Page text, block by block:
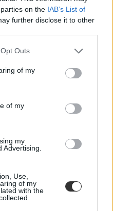
on the IAB’s List of
further disclose it to other
Outs
of my
of my
my
Advertising.
Use,
of my
with the
ezért elfogadhatatlannak tartja,
hatáskörébe helyezzék”.
nem
ahhoz, hogy a diákok ne